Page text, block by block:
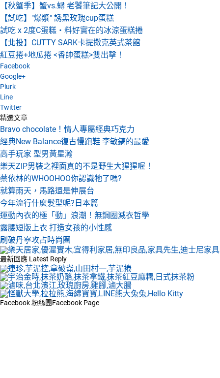
【秋蟹季】蟹vs.蟳 老饕筆記大公開！
【試吃】"爆漿" 誘黑玫瑰cup蛋糕
試吃 x 2度C蛋糕‧料好實在的冰涼蛋糕捲
【北投】CUTTY SARK卡提撒克英式茶館
紅豆捲+地瓜捲 <香帥蛋糕>雙出擊！
Facebook
Google+
Plurk
Line
Twitter
精選文章
Bravo chocolate！情人專屬經典巧克力
經典New Balance復古慢跑鞋 李敏鎬的最愛
高手玩家 型男黃星瀚
樂天ZIP男裝之裡面真的不是野生大猩猩喔！
蔡依林的WHOOHOO你認識牠了嗎?
就算雨天，馬路還是伸展台
今年流行什麼髮型呢?日本篇
運動內衣的極「動」浪潮！無鋼圈減衣哲學
露腰短版上衣 打造女孩的小性感
刷破丹寧攻占時尚圈
最新回應 Latest Reply
Facebook 粉絲團Facebook Page